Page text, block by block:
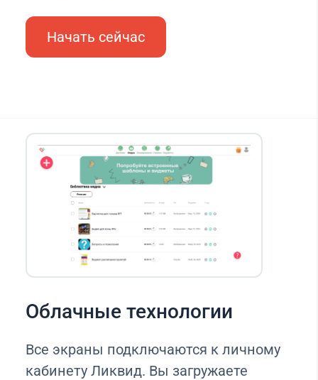
Начать сейчас
Облачные технологии
Все экраны подключаются к личному
кабинету Ликвид. Вы загружаете